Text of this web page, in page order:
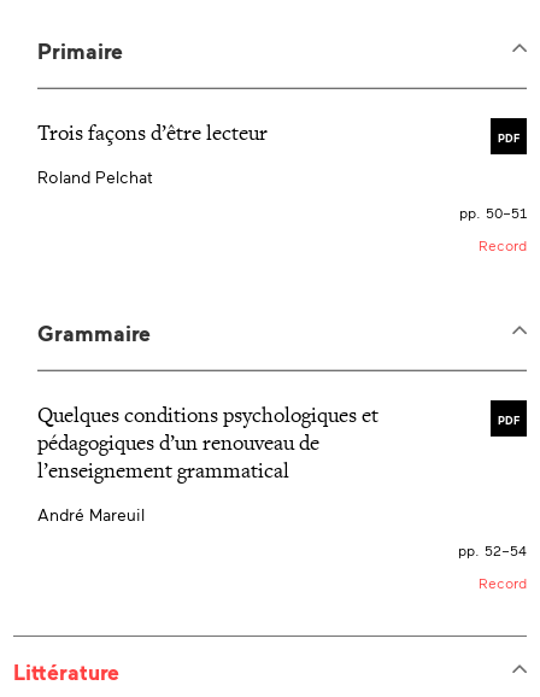
Primaire
PDF
Trois façons d’être lecteur
Roland Pelchat
pp. 50–51
Record
Grammaire
PDF
Quelques conditions psychologiques et
pédagogiques d’un renouveau de
l’enseignement grammatical
André Mareuil
pp. 52–54
Record
Littérature